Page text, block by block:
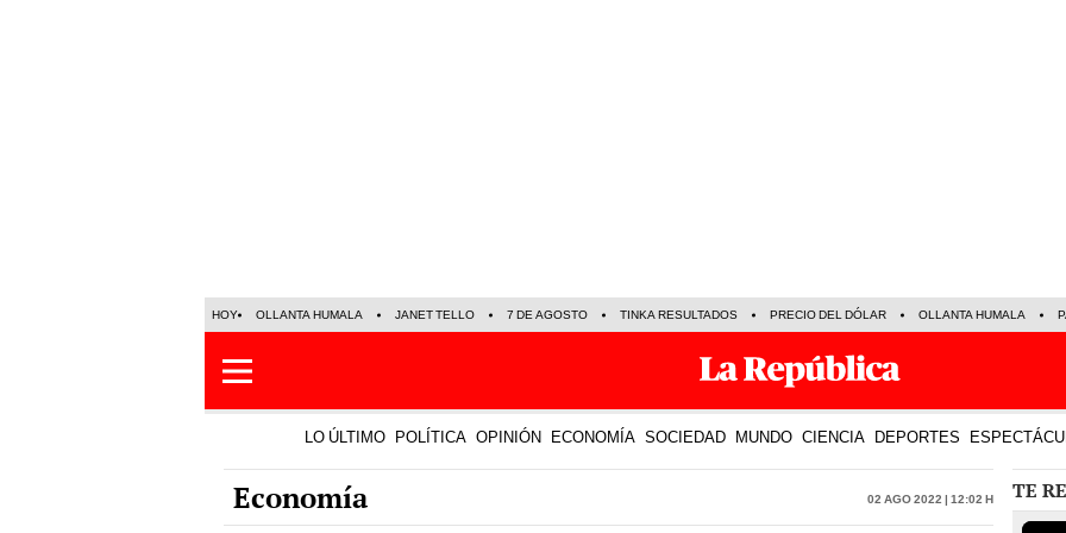
HOY OLLANTA HUMALA JANET TELLO 7 DE AGOSTO TINKA RESULTADOS PRECIO DEL DÓLAR OLLANTA HUMALA
LO ÚLTIMO POLÍTICA OPINIÓN ECONOMÍA SOCIEDAD MUNDO CIENCIA DEPORTES
Economía 02 Ago 2022 | 12:02 h TE